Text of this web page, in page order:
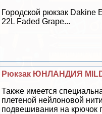
Городской рюкзак Dakine
22L Faded Grape...
Рюкзак ЮНЛАНДИЯ
Также имеется
плетеной нейлоновой
подвешивания на крючок